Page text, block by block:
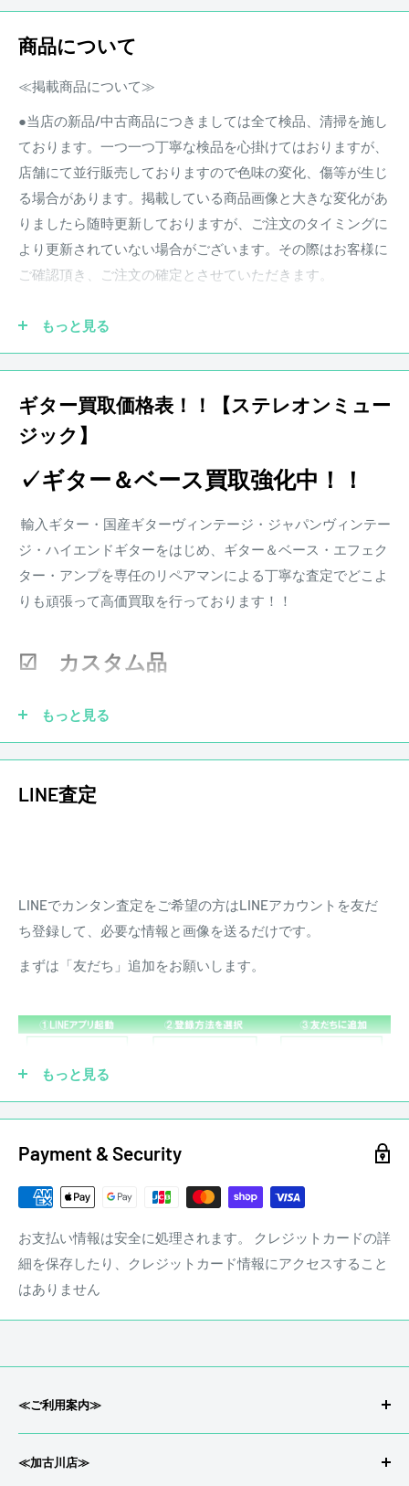
【商品状態】
中古品 キズあり
※状態は画像にてご確認ください。
店頭にて買取を行った中古品となります。
その他、写真に写りきらないスリ傷等が存在する場合がござ
商品状態は担当者の主観によるものとなります。
画像と合わせてご確認ください。
商品について
≪掲載商品について≫
●当店の新品/中古商品につきましては全て検品、清掃を施し
ております。一つ一つ丁寧な検品を心掛けてはおりますが、
店舗にて並行販売しておりますので色味の変化、傷等が生じ
る場合があります。掲載している商品画像と大きな変化があ
りましたら随時更新しておりますが、ご注文のタイミングに
より更新されていない場合がございます。その際はお客様に
ご確認頂き、ご注文の確定とさせていただきます。
干異なる場合がございます。予めご了承ください。
●保証書が付属している商品につきましては購入から1年とな
ります。保証期
間中、正常なご使用状況のもとで発生した故
障につきましては、無料で調整・修理致します。
楽器本体に対する保証となります。消耗部品、付属品、セッ
ト等に含まれる楽器本体以外の商品に関しましては保証の対
象外となります。また、配送にかかる費用は原則お客様負担
となります。
などがあった場合、弊社にて調整、リペアの対応をさせて頂
す。
もっと見る
ギター買取価格表！！【ステレオンミュー
ジック】
✓ギター＆ベース買取強化中！！
輸入ギター・国産ギターヴィンテージ・ジャパンヴィンテー
ジ・ハイエンドギターをはじめ、ギター＆ベース・エフェク
ター・アンプを専任のリペアマンによる丁寧な査定でどこよ
りも頑張って高価買取を行っております！！
☑ カスタム品
ピックアップを社外品に交換していても大丈夫です！もちろ
☑ 傷あり
もっと見る
LINE査定
LINEでカンタン査定をご希望の方はLINEアカウントを友だ
ち登録して、必要な情報と画像を送るだけです。
まずは「友だち」追加をお願いします。
stereon music LINE QRコード
もっと見る
Payment & Security
お支払い情報は安全に処理されます。 クレジットカードの詳
細を保存したり、クレジットカード情報にアクセスすること
はありません
≪ご利用案内≫
会社概要/特定商取引
返品/返金について
≪加古川店≫